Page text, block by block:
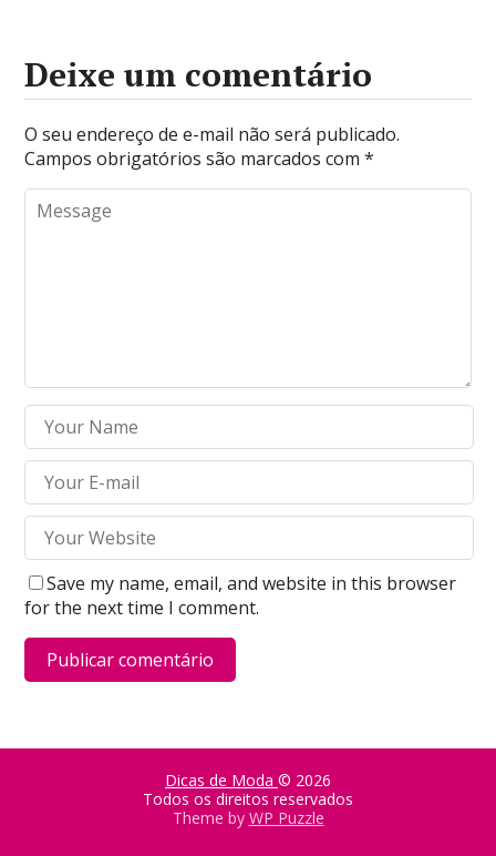
Deixe um comentário
O seu endereço de e-mail não será publicado.
Campos obrigatórios são marcados com*
Save my name, email, and website in this browser
for the next time I comment.
Dicas de Moda © 2026
Todos os direitos reservados
Theme by WP Puzzle